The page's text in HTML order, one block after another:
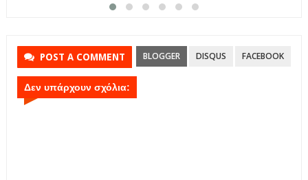
POST A COMMENT BLOGGER DISQUS FACEBOOK
Δεν υπάρχουν σχόλια: